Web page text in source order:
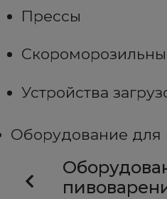
Прессы
Устройства
Оборудование для